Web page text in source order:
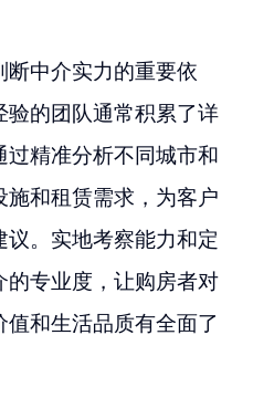
中介实力的重要依
验的团队通常积累了详
精准分析不同城市和
施和租赁需求，为客户
。实地考察能力和定
的专业度，让购房者对
和生活品质有全面了